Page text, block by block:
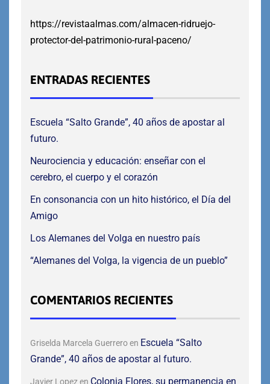
https://revistaalmas.com/almacen-ridruejo-
protector-del-patrimonio-rural-paceno/
ENTRADAS RECIENTES
Escuela “Salto Grande”, 40 años de apostar al
futuro.
Neurociencia y educación: enseñar con el
cerebro, el cuerpo y el corazón
En consonancia con un hito histórico, el Día del
Amigo
Los Alemanes del Volga en nuestro país
“Alemanes del Volga, la vigencia de un pueblo”
COMENTARIOS RECIENTES
Griselda Marcela Guerreroen Escuela “Salto
Grande”, 40 años de apostar al futuro.
Javier Lopezen Colonia Flores, su permanencia en